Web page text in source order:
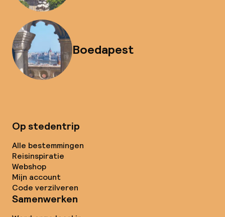
Boedapest
Op stedentrip
Alle bestemmingen
Reisinspiratie
Webshop
Mijn account
Code verzilveren
Samenwerken